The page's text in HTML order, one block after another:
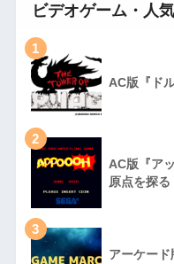
ビデオゲーム・人
1
AC版『ド
2
AC版『ア
原点を探る
3
アーケー